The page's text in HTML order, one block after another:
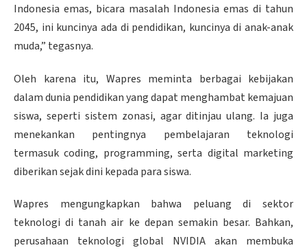
Indonesia emas, bicara masalah Indonesia emas di tahun
2045, ini kuncinya ada di pendidikan, kuncinya di anak-anak
muda,” tegasnya.
Oleh karena itu, Wapres meminta berbagai kebijakan
dalam dunia pendidikan yang dapat menghambat kemajuan
siswa, seperti sistem zonasi, agar ditinjau ulang. Ia juga
menekankan pentingnya pembelajaran teknologi
termasuk coding, programming, serta digital marketing
diberikan sejak dini kepada para siswa.
Wapres mengungkapkan bahwa peluang di sektor
teknologi di tanah air ke depan semakin besar. Bahkan,
perusahaan teknologi global NVIDIA akan membuka